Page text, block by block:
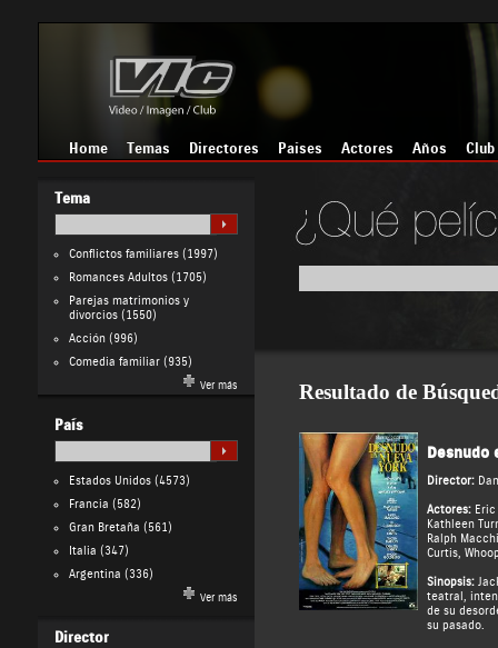
Home Temas Directores Países Actores Años Club
Tema
Conflictos familiares(1997)
Romances Adultos(1705)
Parejas matrimonios y
divorcios(1550)
Acción(996)
Comedia familiar(935)
Ver más
País
Estados Unidos(4573)
Francia (582)
Gran Bretaña (561)
Italia (347)
Argentina (336)
Ver más
Director
Resultado de
Desnudo
Director:
Actores:
Kathleen
Ralph
Curtis,
Sinopsis:
teatral,
de su
su pasado.